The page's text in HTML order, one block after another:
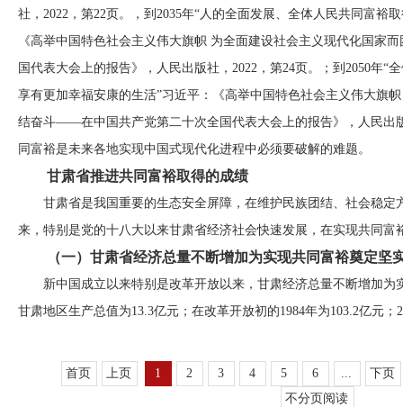
社，2022，第22页。
，到2035年“人的全面发展、全体人民共同富裕
《高举中国特色社会主义伟大旗帜 为全面建设社会主义现代化国
国代表大会上的报告》，人民出版社，2022，第24页。
；到2050年“
享有更加幸福安康的生活”习近平：《高举中国特色社会主义伟大旗
结奋斗——在中国共产党第二十次全国代表大会上的报告》，人民出
同富裕是未来各地实现中国式现代化进程中必须要破解的难题。
甘肃省推进共同富裕取得的成绩
甘肃省是我国重要的生态安全屏障，在维护民族团结、社会稳定
来，特别是党的十八大以来甘肃省经济社会快速发展，在实现共同富
（一）甘肃省经济总量不断增加为实现共同富裕奠定坚
新中国成立以来特别是改革开放以来，甘肃经济总量不断增加为
甘肃地区生产总值为13.3亿元；在改革开放初的1984年为103.2亿元；
首页 上页 1 2 3 4 5 6 ...
下页
不分页阅读